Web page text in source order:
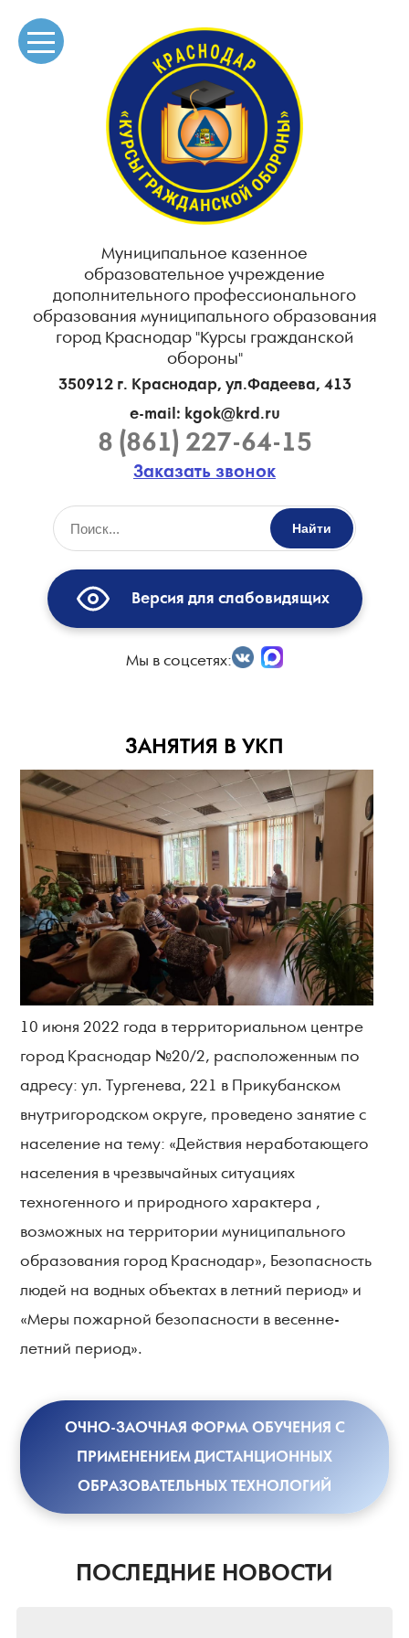
Муниципальное казенное
образовательное учреждение
дополнительного профессионального
образования муниципального образования
город Краснодар "Курсы гражданской
обороны"
350912 г. Краснодар, ул.Фадеева, 413
e-mail: kgok@krd.ru
8 (861) 227-64-15
Заказать звонок
Найти
Версия для слабовидящих
Мы в соцсетях:
ЗАНЯТИЯ В УКП
10 июня 2022 года в территориальном центре
город Краснодар №20/2, расположенным по
адресу: ул. Тургенева, 221 в Прикубанском
внутригородском округе, проведено занятие с
население на тему: «Действия неработающего
населения в чрезвычайных ситуациях
техногенного и природного характера ,
возможных на территории муниципального
образования город Краснодар», Безопасность
людей на водных объектах в летний период» и
«Меры пожарной безопасности в весенне-
летний период».
ОЧНО-ЗАОЧНАЯ ФОРМА ОБУЧЕНИЯ С
ПРИМЕНЕНИЕМ ДИСТАНЦИОННЫХ
ОБРАЗОВАТЕЛЬНЫХ ТЕХНОЛОГИЙ
ПОСЛЕДНИЕ НОВОСТИ